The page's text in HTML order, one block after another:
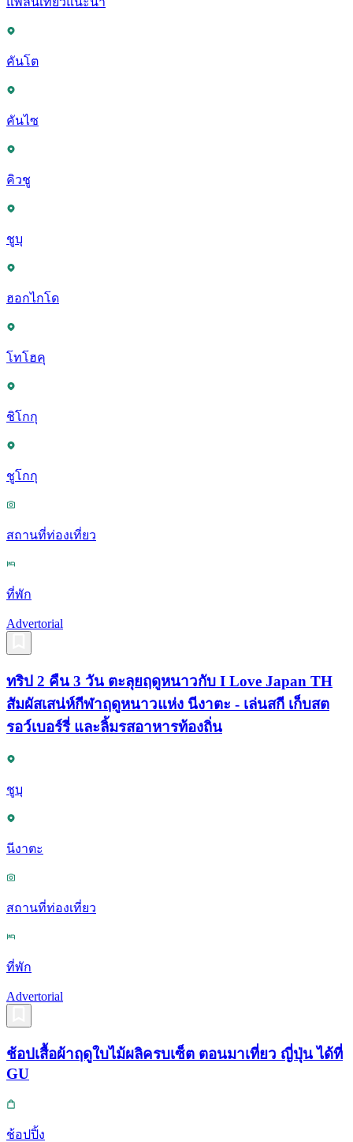
คันโต
คันไซ
คิวชู
ชูบุ
ฮอกไกโด
โทโฮคุ
ชิโกกุ
ชูโกกุ
สถานที่ท่องเที่ยว
ที่พัก
Advertorial
ทริป 2 คืน 3 วัน ตะลุยฤดูหนาวกับ I Love Japan TH
สัมผัสเสน่ห์กีฬาฤดูหนาวแห่ง นีงาตะ - เล่นสกี เก็บสต
รอว์เบอร์รี่ และลิ้มรสอาหารท้องถิ่น
ชูบุ
นีงาตะ
สถานที่ท่องเที่ยว
ที่พัก
Advertorial
ช้อปเสื้อผ้าฤดูใบไม้ผลิครบเซ็ต ตอนมาเที่ยว ญี่ปุ่น ได้ที่
GU
ช้อปปิ้ง